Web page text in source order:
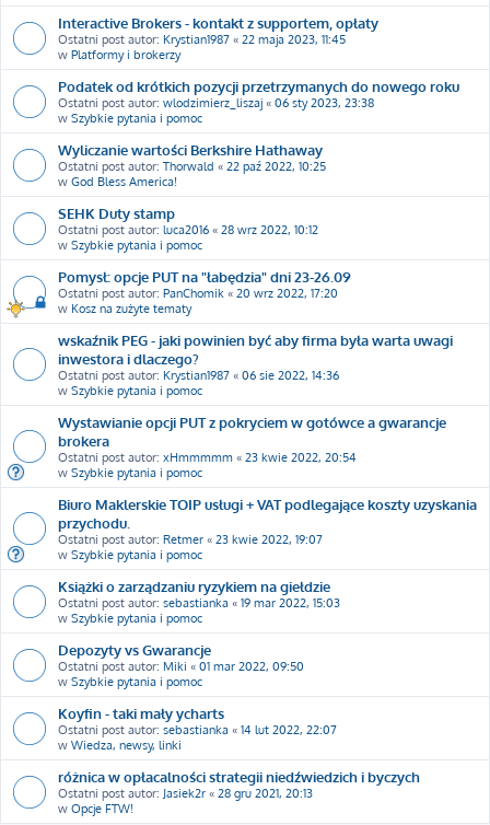
Interactive Brokers - kontakt z supportem, opłaty
Ostatni post autor: Krystian1987 « 22 maja 2023, 11:45
w Platformy i brokerzy
Podatek od krótkich pozycji przetrzymanych do nowego roku
Ostatni post autor: wlodzimierz_liszaj « 06 sty 2023, 23:38
w Szybkie pytania i pomoc
Wyliczanie wartości Berkshire Hathaway
Ostatni post autor: Thorwald « 22 paź 2022, 10:25
w God Bless America!
SEHK Duty stamp
Ostatni post autor: luca2016 « 28 wrz 2022, 10:12
w Szybkie pytania i pomoc
Pomysł: opcje PUT na "łabędzia" dni 23-26.09
Ostatni post autor: PanChomik « 20 wrz 2022, 17:20
w Kosz na zużyte tematy
wskaźnik PEG - jaki powinien być aby firma była warta uwagi
inwestora i dlaczego?
Ostatni post autor: Krystian1987 « 06 sie 2022, 14:36
w Szybkie pytania i pomoc
Wystawianie opcji PUT z pokryciem w gotówce a gwarancje
brokera
Ostatni post autor: xHmmmmm « 23 kwie 2022, 20:54
w Szybkie pytania i pomoc
Biuro Maklerskie TOIP usługi + VAT podlegające koszty uzyskania
przychodu.
Ostatni post autor: Retmer « 23 kwie 2022, 19:07
w Szybkie pytania i pomoc
Książki o zarządzaniu ryzykiem na giełdzie
Ostatni post autor: sebastianka « 19 mar 2022, 15:03
w Szybkie pytania i pomoc
Depozyty vs Gwarancje
Ostatni post autor: Miki « 01 mar 2022, 09:50
w Szybkie pytania i pomoc
Koyfin - taki mały ycharts
Ostatni post autor: sebastianka « 14 lut 2022, 22:07
w Wiedza, newsy, linki
różnica w opłacalności strategii niedźwiedzich i byczych
Ostatni post autor: Jasiek2r « 28 gru 2021, 20:13
w Opcje FTW!